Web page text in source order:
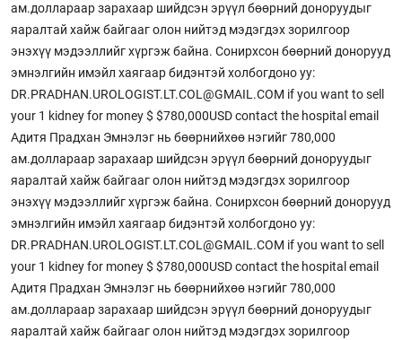
ам.доллараар зарахаар шийдсэн эрүүл бөөрний доноруудыг
яаралтай хайж байгааг олон нийтэд мэдэгдэх зорилгоор
энэхүү мэдээллийг хүргэж байна. Сонирхсон бөөрний донорууд
эмнэлгийн имэйл хаягаар бидэнтэй холбогдоно уу:
DR.PRADHAN.UROLOGIST.LT.COL@GMAIL.COM if you want to sell
your 1 kidney for money $ $780,000USD contact the hospital email
Адитя Прадхан Эмнэлэг нь бөөрнийхөө нэгийг 780,000
ам.доллараар зарахаар шийдсэн эрүүл бөөрний доноруудыг
яаралтай хайж байгааг олон нийтэд мэдэгдэх зорилгоор
энэхүү мэдээллийг хүргэж байна. Сонирхсон бөөрний донорууд
эмнэлгийн имэйл хаягаар бидэнтэй холбогдоно уу:
DR.PRADHAN.UROLOGIST.LT.COL@GMAIL.COM if you want to sell
your 1 kidney for money $ $780,000USD contact the hospital email
Адитя Прадхан Эмнэлэг нь бөөрнийхөө нэгийг 780,000
ам.доллараар зарахаар шийдсэн эрүүл бөөрний доноруудыг
яаралтай хайж байгааг олон нийтэд мэдэгдэх зорилгоор